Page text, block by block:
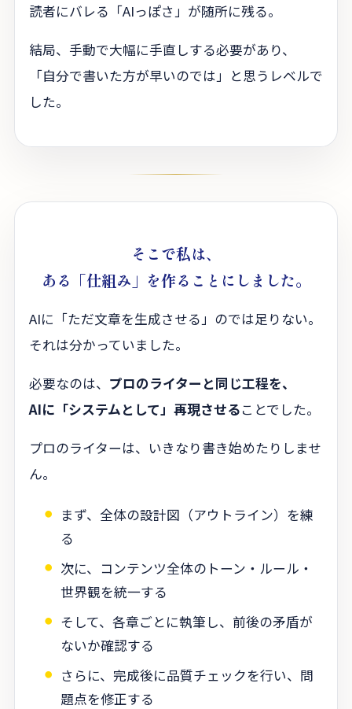
読者にバレる「AIっぽさ」が随所に残る。
結局、手動で大幅に手直しする必要があり、
「自分で書いた方が早いのでは」と思うレベルで
した。
そこで私は、
ある「仕組み」を作ることにしました。
AIに「ただ文章を生成させる」のでは足りない。
それは分かっていました。
必要なのは、 プロのライターと同じ工程を、
AIに「システムとして」再現させることでした。
プロのライターは、いきなり書き始めたりしませ
ん。
まず、全体の設計図（アウトライン）を練
る
次に、コンテンツ全体のトーン・ルール・
世界観を統一する
そして、各章ごとに執筆し、前後の矛盾が
ないか確認する
さらに、完成後に品質チェックを行い、問
題点を修正する